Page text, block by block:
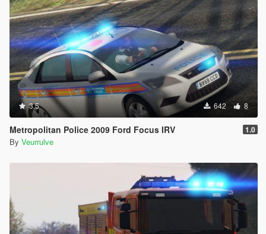
3.5 642 8
Metropolitan Police 2009 Ford Focus IRV 1.0
By Veurrulve